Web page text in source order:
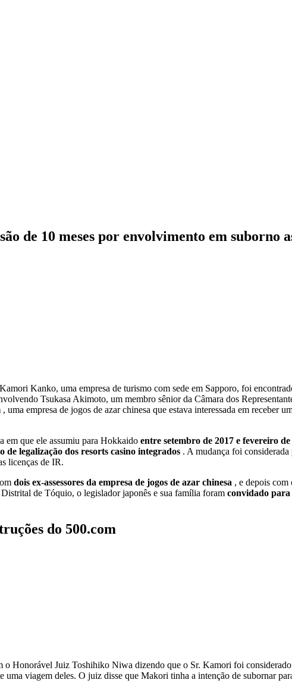
de 10 meses por envolvimento em suborno
Kanko, uma empresa de turismo com sede em Sapporo, foi
Tsukasa Akimoto, um membro sênior da Câmara dos
, uma empresa de jogos de azar chinesa que estava interessada em receber
em que ele assumiu para Hokkaido entre setembro de 2017 e fevereiro de
de legalização dos resorts casino integrados . A mudança foi
licenças de IR.
dois ex-assessores da empresa de jogos de azar chinesa , e depois com
de Tóquio, o legislador japonês e sua família foram convidado
do 500.com
o Honorável Juiz Toshihiko Niwa dizendo que o Sr. Kamori foi
uma viagem deles. O juiz disse que Makori tinha a intenção de subornar